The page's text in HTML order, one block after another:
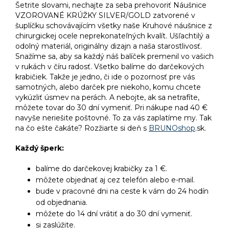
Šetrite slovami, nechajte za seba prehovoriť Náušnice
VZOROVANÉ KRÚŽKY SILVER/GOLD zatvorené v
šuplíčku schovávajícím všetky naše Kruhové náušnice z
chirurgickej ocele neprekonateľných kvalít. Ušľachtilý a
odolný materiál, originálny dizajn a naša starostlivosť.
Snažíme sa, aby sa každý náš balíček premenil vo vašich
v rukách v číru radosť. Všetko balíme do darčekových
krabičiek. Takže je jedno, či ide o pozornosť pre vás
samotných, alebo darček pre niekoho, komu chcete
vykúzliť úsmev na perách. A nebojte, ak sa netrafíte,
môžete tovar do 30 dní vymeniť. Pri nákupe nad 40 €
navyše neriešite poštovné. To za vás zaplatíme my. Tak
na čo ešte čakáte? Rozžiarte si deň s BRUNOshop.sk.
Každý šperk:
balíme do darčekovej krabičky za 1 €.
môžete objednať aj cez telefón alebo e-mail.
bude v pracovné dni na ceste k vám do 24 hodín
od objednania.
môžete do 14 dní vrátiť a do 30 dní vymeniť.
si zaslúžite.